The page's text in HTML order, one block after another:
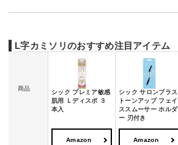
L字カミソリのおすすめ注目アイテム
商品
シック プレミア敏感
肌用 Ｌディスポ ３
本入
シック サロンプラス
トーンアップ フェイ
ススムーサー ホルダ
ー 刃付き
Amazon Amazon